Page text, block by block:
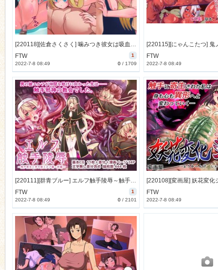
[220118][佐倉さくさく] 噛みつき彼女は吸血鬼 [117M] [RJ369506]
1
FTW
0/ 1709
2022-7-8 08:49
FTW
2022-7-8 08:49
[220111][群青ブルー] エルフ触手陵辱～触手教会と男の娘エルフ編・前編～ [805M] [RJ364138]
1
FTW
0/ 2101
2022-7-8 08:49
FTW
2022-7-8 08:49